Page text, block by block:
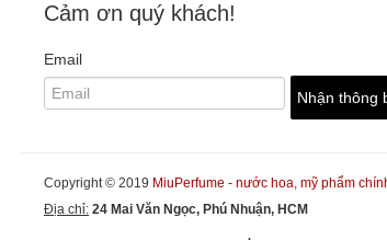
Cảm ơn quý khách!
Email
Copyright © 2019 MiuPerfume - nước hoa, mỹ phẩm
Địa chỉ: 24 Mai Văn Ngọc, Phú Nhuận, HCM